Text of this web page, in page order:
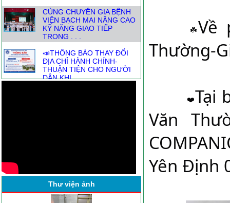
CÙNG CHUYÊN GIA BỆNH
VIỆN BẠCH MAI NÂNG CAO
KỸ NĂNG GIAO TIẾP
TRONG . . .
📣THÔNG BÁO THAY ĐỔI
ĐỊA CHỈ HÀNH CHÍNH-
THUẬN TIỆN CHO NGƯỜI
DÂN KHI . . .
Thư viện ảnh
Về
Thường-
Tại
Văn
Yên Định